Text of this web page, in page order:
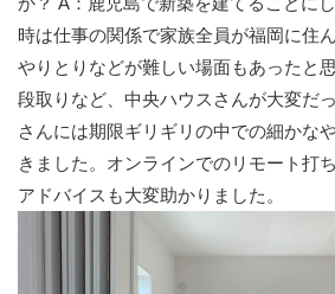
時は仕事の関係で家族全員が福岡に住
やりとりなどが難しい場面もあったと
段取りなど、中央ハウスさんが大変だ
さんには期限ギリギリの中での細かな
きました。オンラインでのリモート打
アドバイスも大変助かりました。